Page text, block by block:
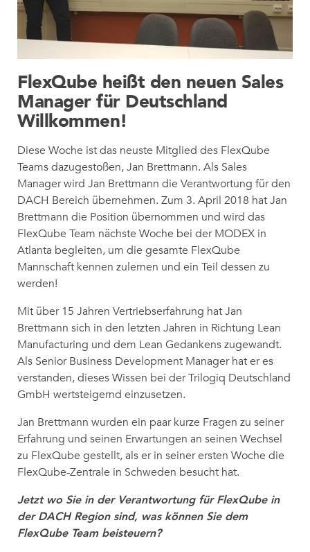
FlexQube heißt den neuen Sales
Manager für Deutschland
Willkommen!
Diese Woche ist das neuste Mitglied des FlexQube
Teams dazugestoßen, Jan Brettmann. Als Sales
Manager wird Jan Brettmann die Verantwortung für den
DACH Bereich übernehmen. Zum 3. April 2018 hat Jan
Brettmann die Position übernommen und wird das
FlexQube Team nächste Woche bei der MODEX in
Atlanta begleiten, um die gesamte FlexQube
Mannschaft kennen zulernen und ein Teil dessen zu
werden!
Mit über 15 Jahren Vertriebserfahrung hat Jan
Brettmann sich in den letzten Jahren in Richtung Lean
Manufacturing und dem Lean Gedankens zugewandt.
Als Senior Business Development Manager hat er es
verstanden, dieses Wissen bei der Trilogiq Deutschland
GmbH wertsteigernd einzusetzen.
Jan Brettmann wurden ein paar kurze Fragen zu seiner
Erfahrung und seinen Erwartungen an seinen Wechsel
zu FlexQube gestellt, als er in seiner ersten Woche die
FlexQube-Zentrale in Schweden besucht hat.
Jetzt wo Sie in der Verantwortung für FlexQube in
der DACH Region sind, was können Sie dem
FlexQube Team beisteuern?